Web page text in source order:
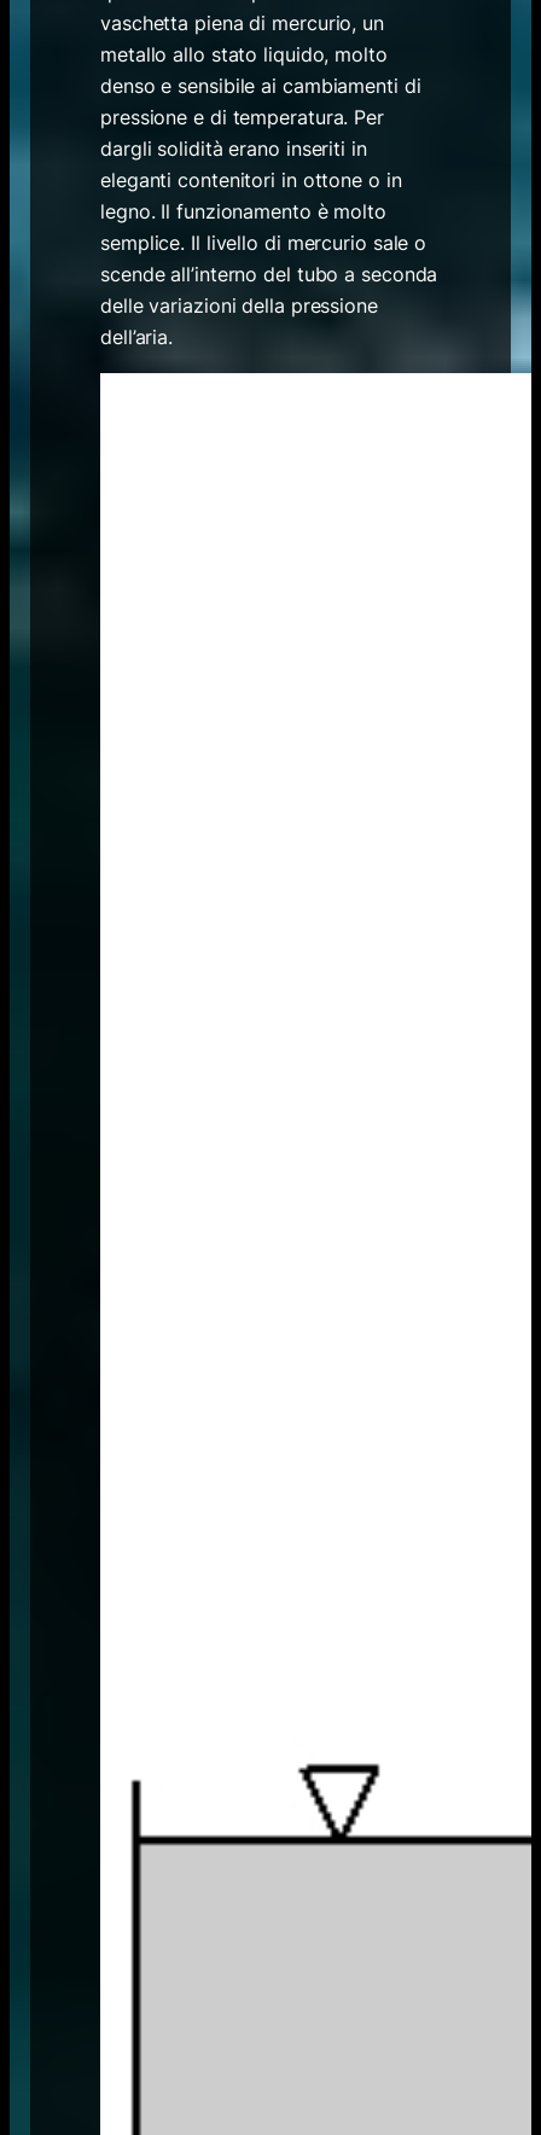
vaschetta piena di mercurio, un
metallo allo stato liquido, molto
denso e sensibile ai cambiamenti di
pressione e di temperatura. Per
dargli solidità erano inseriti in
eleganti contenitori in ottone o in
legno. Il funzionamento è molto
semplice. Il livello di mercurio sale o
scende all’interno del tubo a seconda
delle variazioni della pressione
dell’aria.